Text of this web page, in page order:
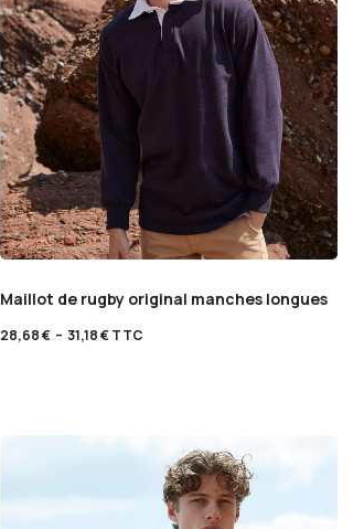
Maillot de rugby original manches longues
28,68€ – 31,18€TTC